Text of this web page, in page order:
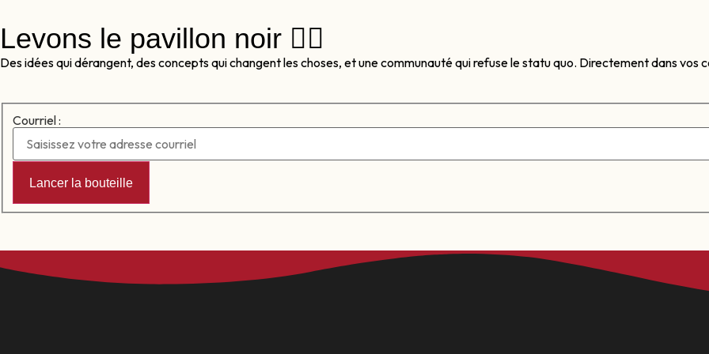
Levons le pavillon noir 🏴‍☠️
Des idées qui dérangent, des concepts qui changent les choses, et une communauté qui refuse le statu quo. Directement dans vos
Courriel :